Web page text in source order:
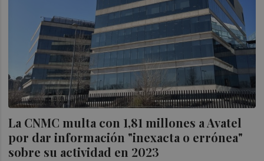
La CNMC multa con 1,81 millones a Avatel
por dar información "inexacta o errónea"
sobre su actividad en 2023